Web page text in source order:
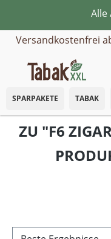
Zum Hauptinhalt Alle
Versandkostenfrei
SPARPAKETE TABAK
ZU "F6